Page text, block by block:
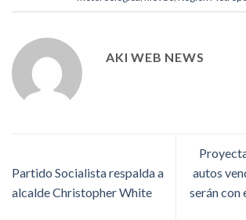
AKI WEB NEWS
Partido Socialista respalda a
alcalde Christopher White
autos
serán con